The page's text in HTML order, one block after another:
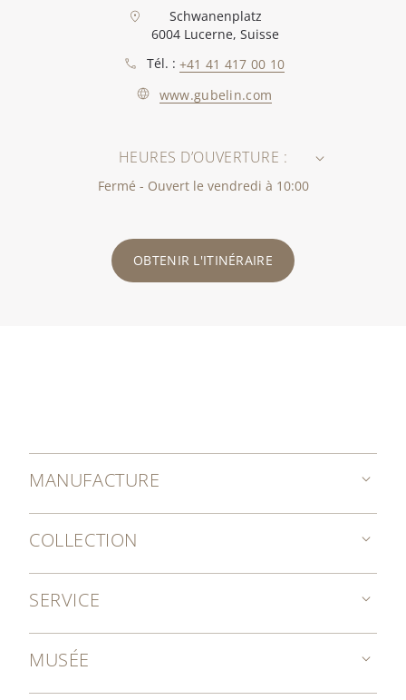
Schwanenplatz
6004 Lucerne, Suisse
Tél. : +41 41 417 00 10
www.gubelin.com
HEURES D’OUVERTURE :
Fermé - Ouvert le vendredi à 10:00
OBTENIR L'ITINÉRAIRE
MANUFACTURE
COLLECTION
SERVICE
MUSÉE